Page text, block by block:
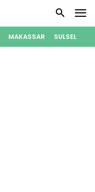
MAKASSAR SULSEL